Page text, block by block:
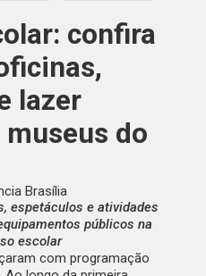
confira
lazer
do
Brasília
espetáculos e atividades
públicos na
escolar
com programação